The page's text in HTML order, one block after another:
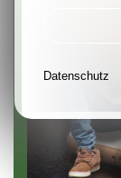
Datenschutz